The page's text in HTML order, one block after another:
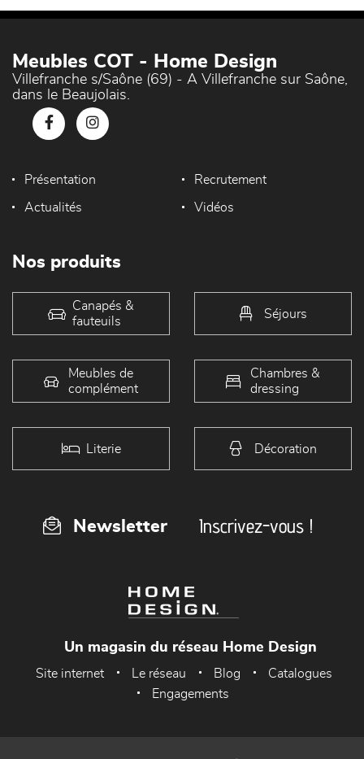
Meubles COT - Home Design
Villefranche s/Saône (69) - A Villefranche sur Saône,
dans le Beaujolais.
Présentation Recrutement
Actualités Vidéos
Nos produits
Canapés &
fauteuils
Séjours
Meubles de
complément
Chambres &
dressing
Literie Décoration
Newsletter Inscrivez-vous !
Un magasin du réseau Home Design
Site internet Le réseau Blog
Catalogues
Engagements